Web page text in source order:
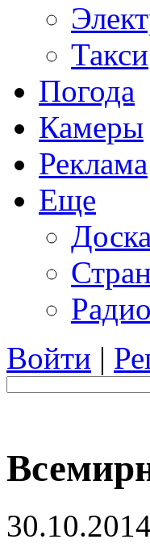
Такси
Погода
Камеры
Реклама
Еще
Радио
Войти |
30.10.2014